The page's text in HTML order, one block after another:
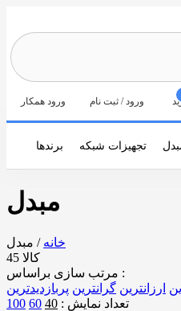
ورود همکار ورود / ثبت نام
تجهیزات شبکه برندها
مبدل
خانه / مبدل
45 کالا
مرتب سازی براساس :
ارزانترین گرانترین پربازدیدترین
تعداد نمایش : 40
60
100